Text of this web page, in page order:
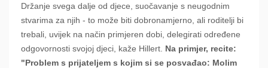
Držanje svega dalje od djece, suočavanje s neugodnim
stvarima za njih - to može biti dobronamjerno, ali roditelji bi
trebali, uvijek na način primjeren dobi, delegirati određene
odgovornosti svojoj djeci, kaže Hillert. Na primjer, recite:
"Problem s prijateljem s kojim si se posvađao: Molim